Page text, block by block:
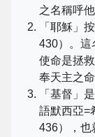
之名稱呼他
「耶穌」
430）。這
使命是拯
奉天主之
「基督」
語默西亞=
436），也